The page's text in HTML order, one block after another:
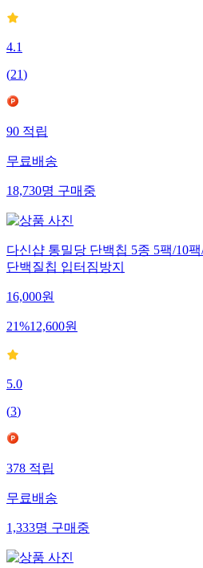
4.1
(21)
90 적립
무료배송
18,730명 구매중
다신샵 통밀당 단백칩 5종 5팩/10
단백질칩 입터짐방지
16,000원
21%12,600원
5.0
(3)
378 적립
무료배송
1,333명 구매중